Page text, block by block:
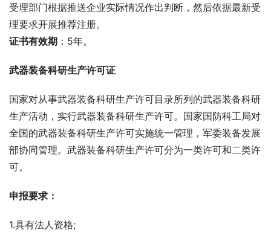
受理部门根据推送企业实际情况作出判断，然后依据最新受
理要求开展推荐注册。
证书有效期 ：5年。
武器装备科研生产许可证
国家对从事武器装备科研生产许可目录所列的武器装备科研
生产活动，实行武器装备科研生产许可。国家国防科工局对
全国的武器装备科研生产许可实施统一管理，军委装备发展
部协同管理。武器装备科研生产许可分为一类许可和二类许
可。
申报要求：
1.具有法人资格;